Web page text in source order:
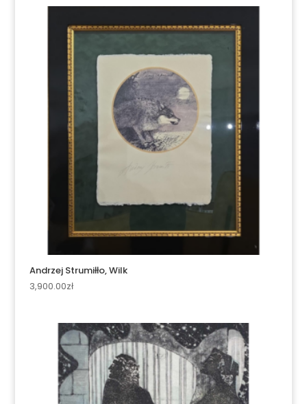
Andrzej Strumiłło, Wilk
3,900.00zł